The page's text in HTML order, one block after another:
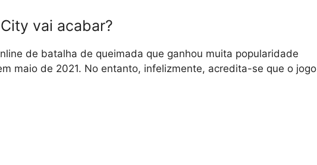
vai acabar?
de batalha de queimada que ganhou muita popularidade
maio de 2021. No entanto, infelizmente, acredita-se que o jogo